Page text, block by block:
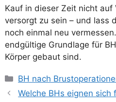
Kauf in dieser Zeit nicht auf
versorgt zu sein – und lass
noch einmal neu
endgültige Grundlage für
Körper gebaut sind.
Kategorien
BH nach
Welche BHs eignen sich